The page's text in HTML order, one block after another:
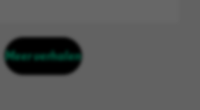
Meer verhalen